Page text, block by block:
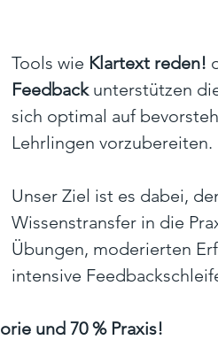
Tools wie Klartext reden!
Feedback unterstützen
sich optimal auf
Lehrlingen vorzubereiten.
Unser Ziel ist es dabei,
Wissenstransfer in die
Übungen, moderierten
intensive
und 70 % Praxis!